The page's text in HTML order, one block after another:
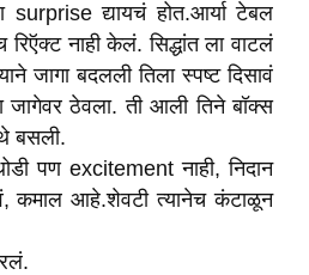
surprise द्यायचं होत.आर्या टेबल
नाही केलं. सिद्धांत ला वाटलं
जागा बदलली तिला स्पष्ट दिसावं
जागेवर ठेवला. ती आली तिने बॉक्स
बसली.
पण excitement नाही, निदान
कमाल आहे.शेवटी त्यानेच कंटाळून